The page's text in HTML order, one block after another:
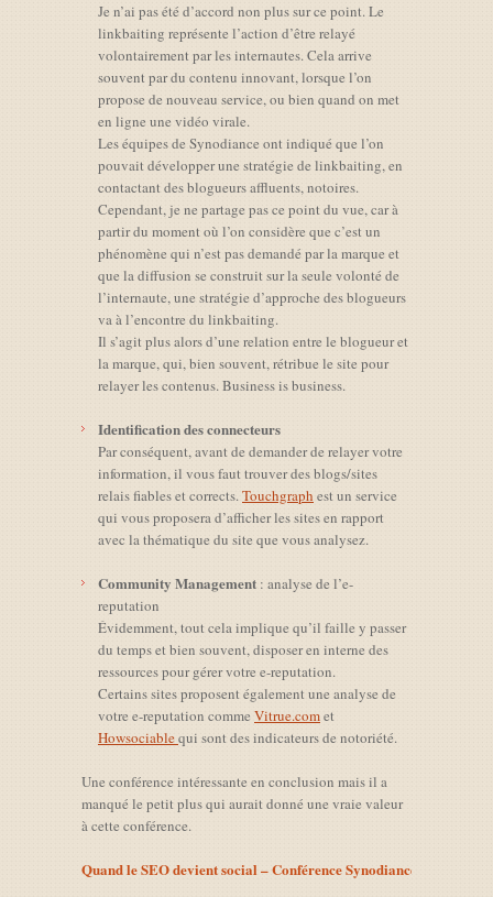
Je n’ai pas été d’accord non plus sur ce point. Le
linkbaiting représente l’action d’être relayé
volontairement par les internautes. Cela arrive
souvent par du contenu innovant, lorsque l’on
propose de nouveau service, ou bien quand on met
en ligne une vidéo virale.
Les équipes de Synodiance ont indiqué que l’on
pouvait développer une stratégie de linkbaiting, en
contactant des blogueurs affluents, notoires.
Cependant, je ne partage pas ce point du vue, car à
partir du moment où l’on considère que c’est un
phénomène qui n’est pas demandé par la marque et
que la diffusion se construit sur la seule volonté de
l’internaute, une stratégie d’approche des blogueurs
va à l’encontre du linkbaiting.
Il s’agit plus alors d’une relation entre le blogueur et
la marque, qui, bien souvent, rétribue le site pour
relayer les contenus. Business is business.
Identification des connecteurs
Par conséquent, avant de demander de relayer votre
information, il vous faut trouver des blogs/sites
relais fiables et corrects.Touchgraph est un service
qui vous proposera d’afficher les sites en rapport
avec la thématique du site que vous analysez.
Community Management : analyse de l’e-
reputation
Évidemment, tout cela implique qu’il faille y passer
du temps et bien souvent, disposer en interne des
ressources pour gérer votre e-reputation.
Certains sites proposent également une analyse de
votre e-reputation comme Vitrue.comet
Howsociablequi sont des indicateurs de notoriété.
Une conférence intéressante en conclusion mais il a
manqué le petit plus qui aurait donné une vraie valeur
à cette conférence.
Quand le SEO devient social – Conférence Synodiance / EBG